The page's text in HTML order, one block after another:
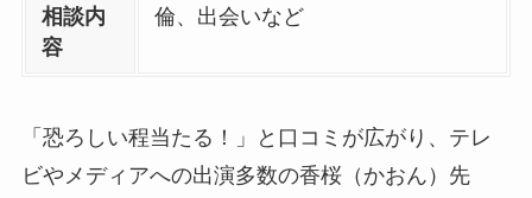
相談内
容
倫、出会いなど
「恐ろしい程当たる！」と口コミが広がり、テレ
ビやメディアへの出演多数の香桜（かおん）先